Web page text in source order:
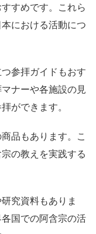
すめです。これら
における活動につ
参拝ガイドもおす
ナーや各施設の見
ができます。
品もあります。こ
の教えを実践する
究資料もありま
国での阿含宗の活